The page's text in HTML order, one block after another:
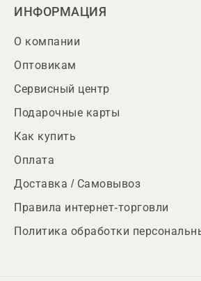
ИНФОРМАЦИЯ
О компании
Оптовикам
Сервисный центр
Подарочные карты
Как купить
Оплата
Доставка / Самовывоз
Правила интернет-торговли
Политика обработки